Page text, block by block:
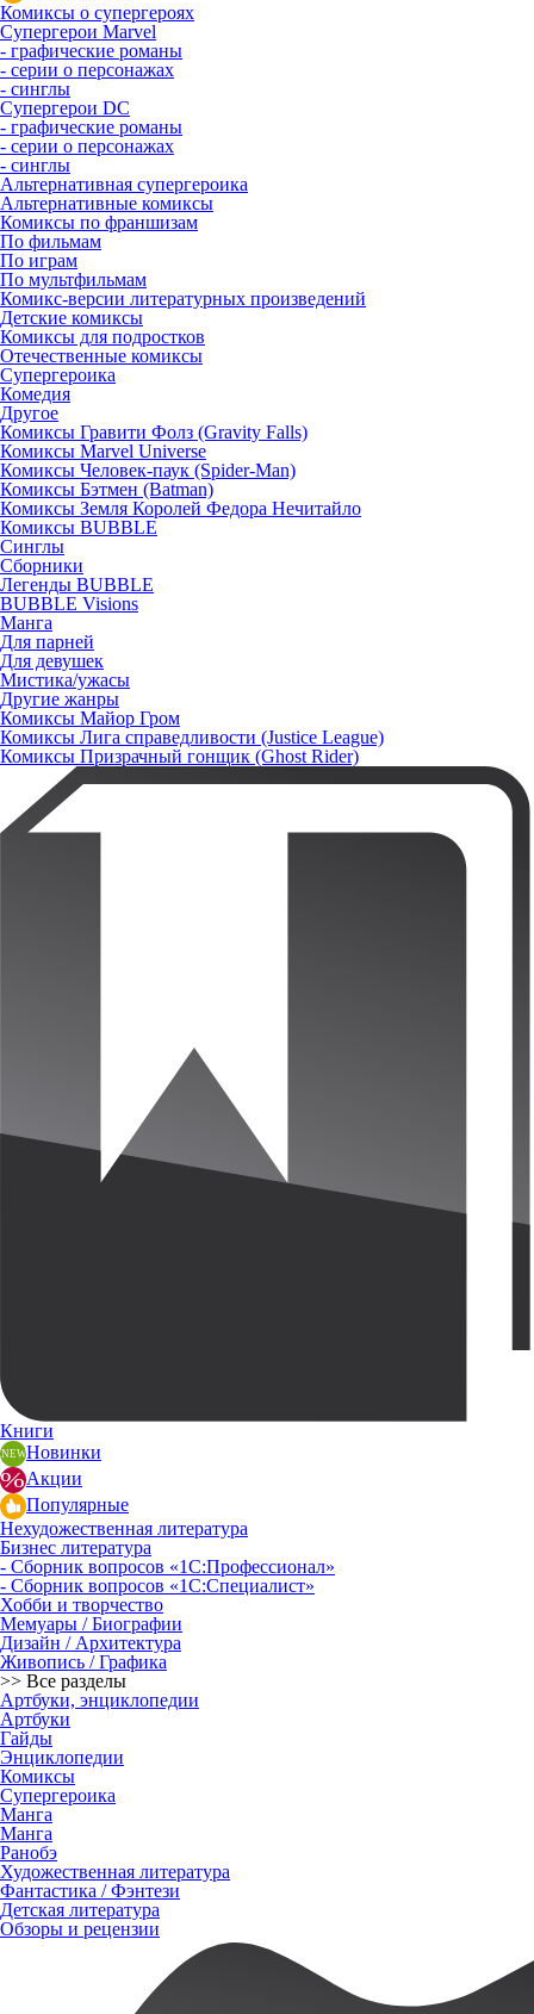
Комиксы о супергероях
Супергерои Marvel
- графические романы
- серии о персонажах
- синглы
Супергерои DC
- графические романы
- серии о персонажах
- синглы
Альтернативная супергероика
Альтернативные комиксы
Комиксы по франшизам
По фильмам
По играм
По мультфильмам
Комикс-версии литературных произведений
Детские комиксы
Комиксы для подростков
Отечественные комиксы
Супергероика
Комедия
Другое
Комиксы Гравити Фолз (Gravity Falls)
Комиксы Marvel Universe
Комиксы Человек-паук (Spider-Man)
Комиксы Бэтмен (Batman)
Комиксы Земля Королей Федора Нечитайло
Комиксы BUBBLE
Синглы
Сборники
Легенды BUBBLE
BUBBLE Visions
Манга
Для парней
Для девушек
Мистика/ужасы
Другие жанры
Комиксы Майор Гром
Комиксы Лига справедливости (Justice League)
Комиксы Призрачный гонщик (Ghost Rider)
Книги
Новинки
Акции
Популярные
Нехудожественная литература
Бизнес литература
- Сборник вопросов «1С:Профессионал»
- Сборник вопросов «1С:Специалист»
Хобби и творчество
Мемуары / Биографии
Дизайн / Архитектура
Живопись / Графика
>> Все разделы
Артбуки, энциклопедии
Артбуки
Гайды
Энциклопедии
Комиксы
Супергероика
Манга
Манга
Ранобэ
Художественная литература
Фантастика / Фэнтези
Детская литература
Обзоры и рецензии